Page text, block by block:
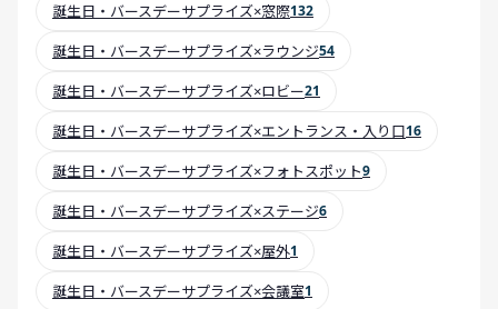
誕生日・バースデーサプライズ×窓際132
誕生日・バースデーサプライズ×ラウンジ54
誕生日・バースデーサプライズ×ロビー21
誕生日・バースデーサプライズ×エントランス・入り口16
誕生日・バースデーサプライズ×フォトスポット9
誕生日・バースデーサプライズ×ステージ6
誕生日・バースデーサプライズ×屋外1
誕生日・バースデーサプライズ×会議室1